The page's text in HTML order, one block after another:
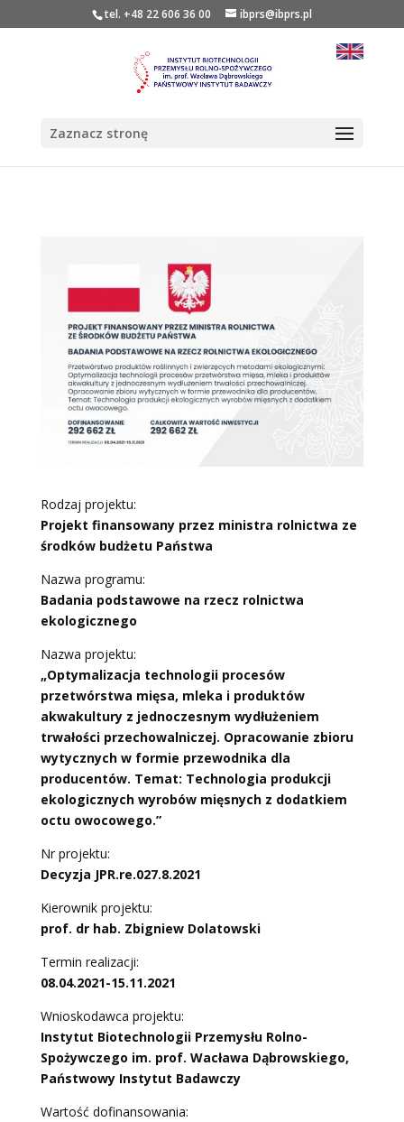
tel. +48 22 606 36 00 ibprs@ibprs.pl
Zaznacz stronę
Rodzaj projektu:
Projekt finansowany przez ministra rolnictwa ze
środków budżetu Państwa
Nazwa programu:
Badania podstawowe na rzecz rolnictwa
ekologicznego
Nazwa projektu:
„Optymalizacja technologii procesów
przetwórstwa mięsa, mleka i produktów
akwakultury z jednoczesnym wydłużeniem
trwałości przechowalniczej. Opracowanie zbioru
wytycznych w formie przewodnika dla
producentów. Temat: Technologia produkcji
ekologicznych wyrobów mięsnych z dodatkiem
octu owocowego.”
Nr projektu:
Decyzja JPR.re.027.8.2021
Kierownik projektu:
prof. dr hab. Zbigniew Dolatowski
Termin realizacji:
08.04.2021-15.11.2021
Wnioskodawca projektu:
Instytut Biotechnologii Przemysłu Rolno-
Spożywczego im. prof. Wacława Dąbrowskiego,
Państwowy Instytut Badawczy
Wartość dofinansowania: